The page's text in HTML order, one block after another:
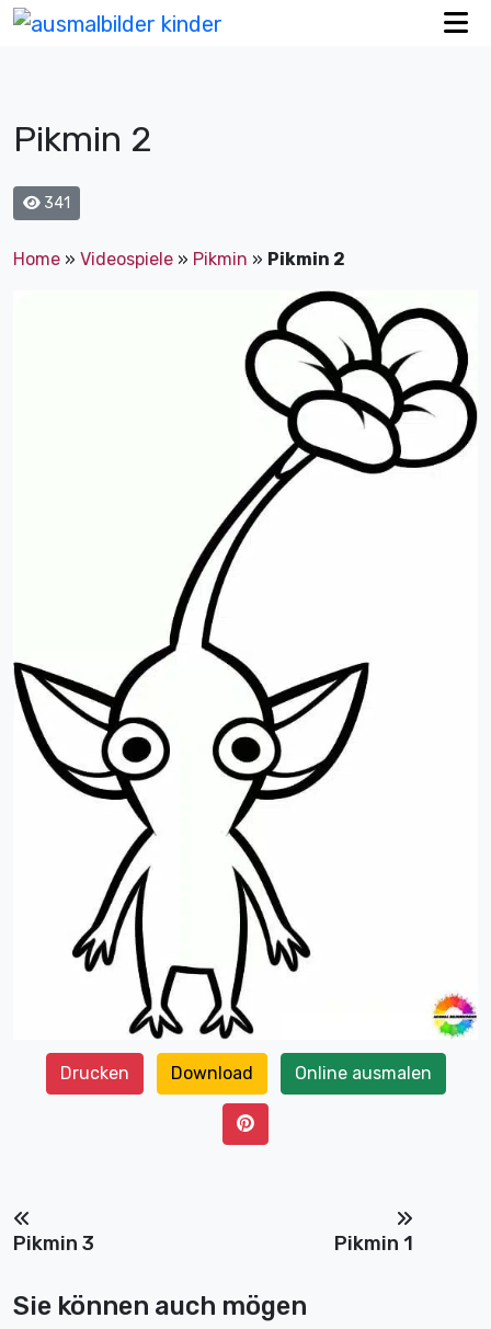
Pikmin 2
341
Home » Videospiele » Pikmin » Pikmin 2
Drucken Download Online ausmalen
Pikmin 3 Pikmin 1
Sie können auch mögen